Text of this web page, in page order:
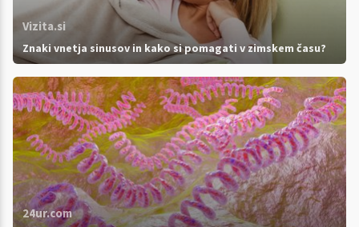
Vizita.si
Znaki vnetja sinusov in kako si pomagati v zimskem času?
24ur.com